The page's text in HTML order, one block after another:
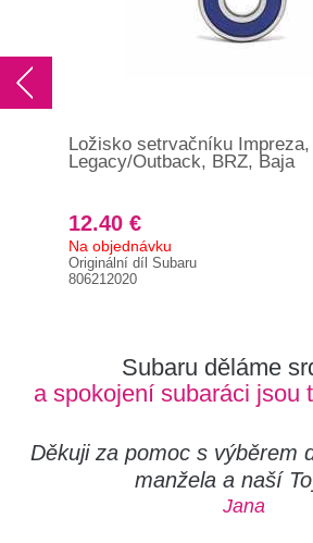
Ložisko setrvačníku Impreza,
Legacy/Outback, BRZ, Baja
12.40 €
Na objednávku
Originální díl Subaru
806212020
Subaru děláme
a spokojení subaráci jsou
Děkuji za pomoc s výběrem
manžela a naší
Jana